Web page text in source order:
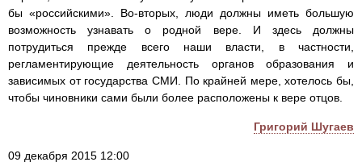
бы «российскими». Во-вторых, люди должны иметь большую
возможность узнавать о родной вере. И здесь должны
потрудиться прежде всего наши власти, в частности,
регламентирующие деятельность органов образования и
зависимых от государства СМИ. По крайней мере, хотелось бы,
чтобы чиновники сами были более расположены к вере отцов.
Григорий Шугаев
09 декабря 2015 12:00